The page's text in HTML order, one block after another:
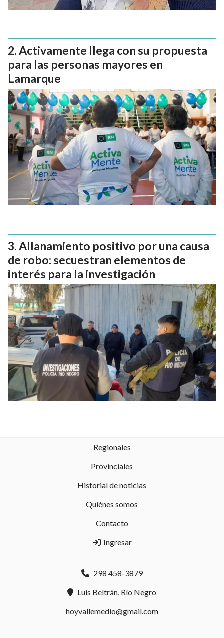
Activamente llega con su propuesta
para las personas mayores en
Lamarque
Allanamiento positivo por una causa
de robo: secuestran elementos de
interés para la investigación
Regionales
Provinciales
Historial de noticias
Quiénes somos
Contacto
Ingresar
298 458-3879
Luis Beltrán, Río Negro
hoyvallemedio@gmail.com